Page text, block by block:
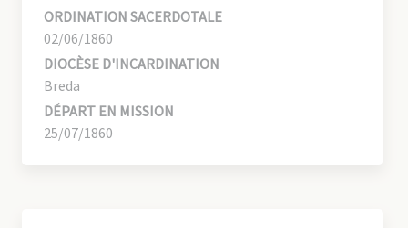
ORDINATION SACERDOTALE
02/06/1860
DIOCÈSE D'INCARDINATION
Breda
DÉPART EN MISSION
25/07/1860